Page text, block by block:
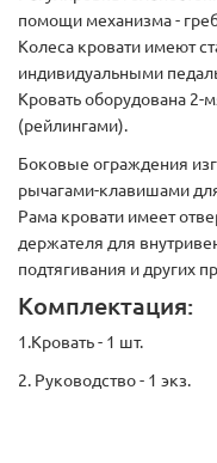
помощи механизма -
Колеса кровати имеют
индивидуальными
Кровать оборудована
(рейлингами).
Боковые ограждения
рычагами-клавишами
Рама кровати имеет
держателя для
подтягивания и других
Комплектация:
1.Кровать - 1 шт.
2. Руководство - 1 экз.